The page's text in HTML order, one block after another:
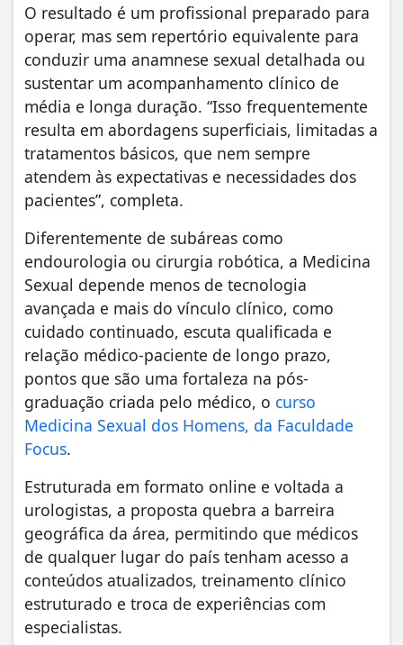
O resultado é um profissional preparado para
operar, mas sem repertório equivalente para
conduzir uma anamnese sexual detalhada ou
sustentar um acompanhamento clínico de
média e longa duração. “Isso frequentemente
resulta em abordagens superficiais, limitadas a
tratamentos básicos, que nem sempre
atendem às expectativas e necessidades dos
pacientes”, completa.
Diferentemente de subáreas como
endourologia ou cirurgia robótica, a Medicina
Sexual depende menos de tecnologia
avançada e mais do vínculo clínico, como
cuidado continuado, escuta qualificada e
relação médico-paciente de longo prazo,
pontos que são uma fortaleza na pós-
graduação criada pelo médico, o curso
Medicina Sexual dos Homens, da Faculdade
Focus.
Estruturada em formato online e voltada a
urologistas, a proposta quebra a barreira
geográfica da área, permitindo que médicos
de qualquer lugar do país tenham acesso a
conteúdos atualizados, treinamento clínico
estruturado e troca de experiências com
especialistas.